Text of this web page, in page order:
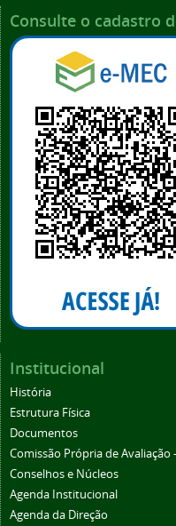
Consulte o cadastro
Institucional
História
Estrutura Física
Documentos
Comissão Própria de Avaliação
Conselhos e Núcleos
Agenda Institucional
Agenda da Direção